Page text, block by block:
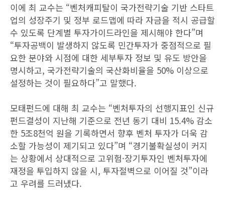
이에 최 교수는 “벤처캐피탈이 국가전략기술 기반 스타트
업의 성장주기 및 정부 로드맵에 따라 자금을 적시 공급할
수 있도록 단계별 투자가이드라인을 제시해야 한다”며
“투자공백이 발생하지 않도록 민간투자가 중점적으로 필
요한 분야와 시점에 대한 세부투자 정보 및 유도 방안을
명시하고, 국가전략기술의 국산화비율을 50% 이상으로
설정하는 것이 필요하다”고 말했다.
모태펀드에 대해 최 교수는 “벤처투자의 선행지표인 신규
펀드결성이 지난해 기준으로 전년 동기 대비 15.4% 감소
한 5조8천억 원을 기록하면서 향후 벤처 투자가 더욱 감
소할 가능성이 제기되고 있다”며 “경기불확실성이 커지
는 상황에서 상대적으로 고위험·장기투자인 벤처투자에
재정을 투입하지 않을 시, 투자절벽으로 이어질 것”이라
고 우려를 드러냈다.